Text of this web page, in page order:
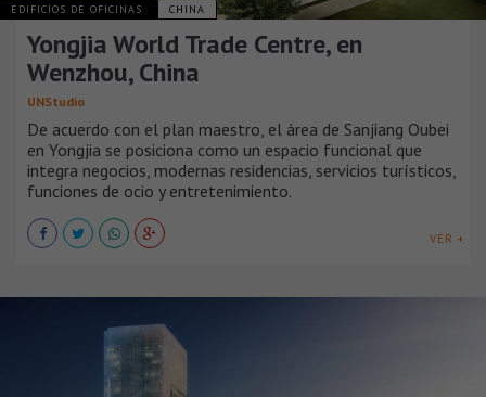
EDIFICIOS DE OFICINAS CHINA
Yongjia World Trade Centre, en
Wenzhou, China
UNStudio
De acuerdo con el plan maestro, el área de Sanjiang Oubei
en Yongjia se posiciona como un espacio funcional que
integra negocios, modernas residencias, servicios turísticos,
funciones de ocio y entretenimiento.
VER +